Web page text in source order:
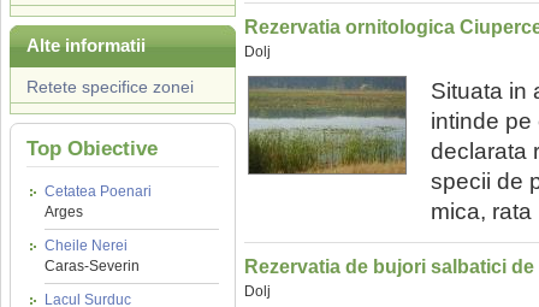
Alte informatii
Retete specifice zonei
Top Obiective
Cetatea Poenari
Arges
Cheile Nerei
Caras-Severin
Lacul Surduc
Rezervatia ornitologica
Dolj
Situata in
intinde pe
declarata
specii de
mica, rata
Rezervatia de bujori salbatici de
Dolj